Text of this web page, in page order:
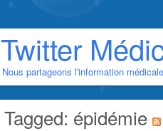
Twitter
Nous partageons l'information médicale
Tagged: épidémie